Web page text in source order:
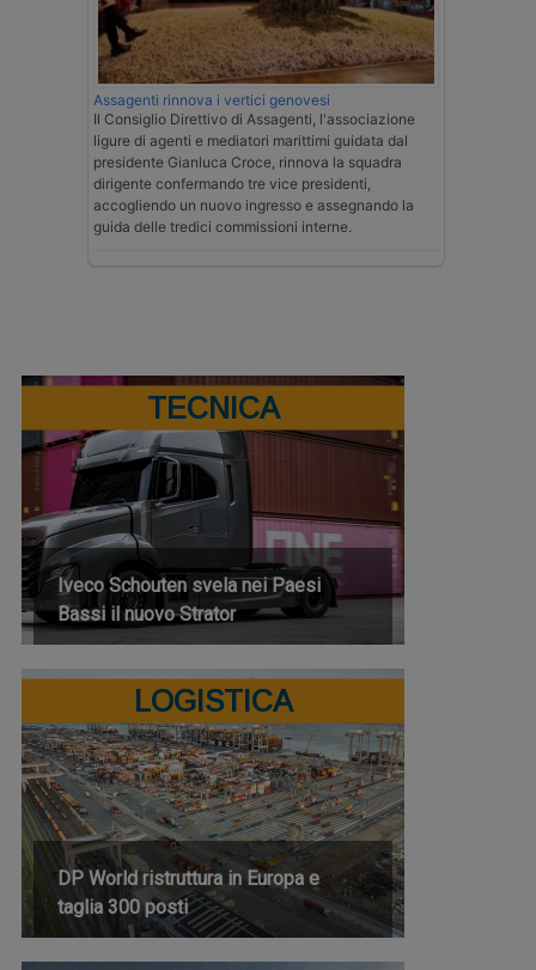
Assagenti rinnova i vertici genovesi
Il Consiglio Direttivo di Assagenti, l'associazione
ligure di agenti e mediatori marittimi guidata dal
presidente Gianluca Croce, rinnova la squadra
dirigente confermando tre vice presidenti,
accogliendo un nuovo ingresso e assegnando la
guida delle tredici commissioni interne.
TECNICA
Iveco Schouten svela nei Paesi
Bassi il nuovo Strator
LOGISTICA
DP World ristruttura in Europa e
taglia 300 posti